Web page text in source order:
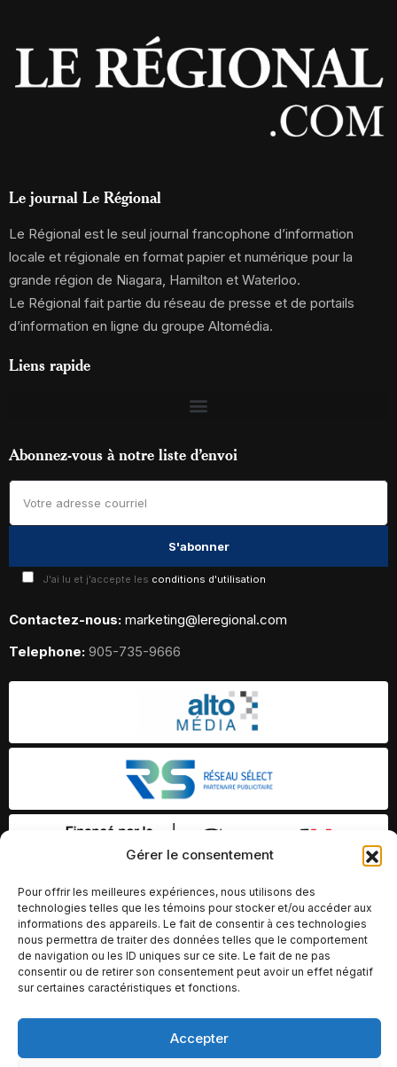
Gérer le consentement
Pour offrir les meilleures expériences, nous utilisons des
technologies telles que les témoins pour stocker et/ou accéder aux
informations des appareils. Le fait de consentir à ces technologies
nous permettra de traiter des données telles que le comportement
de navigation ou les ID uniques sur ce site. Le fait de ne pas
consentir ou de retirer son consentement peut avoir un effet négatif
sur certaines caractéristiques et fonctions.
Accepter
Le journal Le Régional
Le Régional est le seul journal francophone d’information
locale et régionale en format papier et numérique pour la
grande région de Niagara, Hamilton et Waterloo.
Le Régional fait partie du réseau de presse et de portails
d’information en ligne du groupe Altomédia.
Liens rapide
Abonnez-vous à notre liste d’envoi
J'ai lu et j'accepte les conditions d'utilisation
Contactez-nous: marketing@leregional.com
Telephone: 905-735-9666
© Copyright 2026 – Altomédia Inc |
Ce site internet a été conçu et développé par Chameleon Ideas